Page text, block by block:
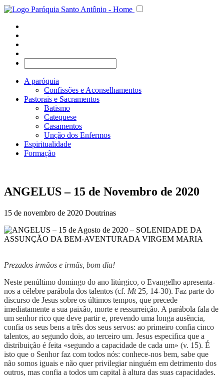
A paróquia
Confissões e Aconselhamentos
Pastorais e Sacramentos
Batismo
Catequese
Casamentos
Unção dos Enfermos
Espiritualidade
Formação
ANGELUS – 15 de Novembro de 2020
15 de novembro de 2020 Doutrinas
Prezados irmãos e irmãs, bom dia!
Neste penúltimo domingo do ano litúrgico, o Evangelho apresenta-
nos a célebre parábola dos talentos (cf. Mt25, 14-30). Faz parte do
discurso de Jesus sobre os últimos tempos, que precede
imediatamente a sua paixão, morte e ressurreição. A parábola fala de
um senhor rico que deve partir e, prevendo uma longa ausência,
confia os seus bens a três dos seus servos: ao primeiro confia cinco
talentos, ao segundo dois, ao terceiro um. Jesus especifica que a
distribuição é feita «segundo a capacidade de cada um» (v. 15). É
isto que o Senhor faz com todos nós: conhece-nos bem, sabe que
não somos iguais e não quer privilegiar ninguém em detrimento dos
outros, mas confia a todos um capital à altura das suas capacidades.